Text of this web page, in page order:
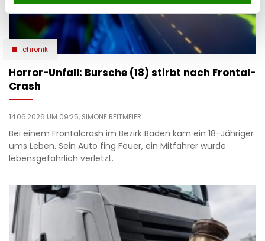
chronik
Horror-Unfall: Bursche (18) stirbt nach Frontal-
Crash
14.06.2026 UM 09:25, SIMONE REITMEIER
Bei einem Frontalcrash im Bezirk Baden kam ein 18-Jähriger
ums Leben. Sein Auto fing Feuer, ein Mitfahrer wurde
lebensgefährlich verletzt.